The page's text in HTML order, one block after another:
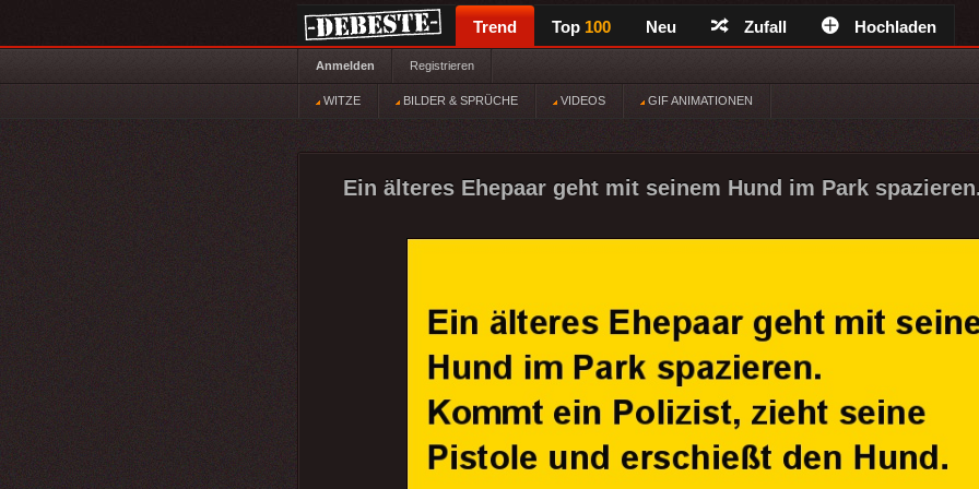
Trend Top 100 Neu Zufall Hochladen
Anmelden Registrieren
WITZE BILDER & SPRÜCHE VIDEOS GIF ANIMATIONEN
Ein älteres Ehepaar geht mit seinem Hund im Park